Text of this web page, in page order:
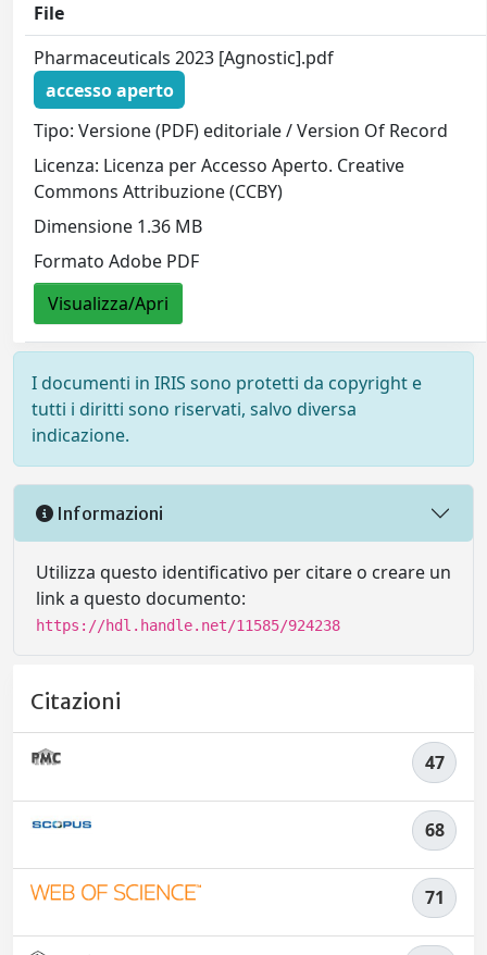
File
Pharmaceuticals 2023 [Agnostic].pdf
accesso aperto
Tipo: Versione (PDF) editoriale / Version Of Record
Licenza: Licenza per Accesso Aperto. Creative
Commons Attribuzione (CCBY)
Dimensione 1.36 MB
Formato Adobe PDF
Visualizza/Apri
I documenti in IRIS sono protetti da copyright e
tutti i diritti sono riservati, salvo diversa
indicazione.
Informazioni
Utilizza questo identificativo per citare o creare un
link a questo documento:
https://hdl.handle.net/11585/924238
Citazioni
47
68
71